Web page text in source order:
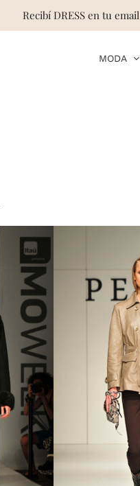
MODA
Recibí DRESS en tu email